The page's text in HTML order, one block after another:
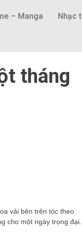
– Manga Nhạc
tháng
vải bên trên tóc theo
cho một ngày trọng đại.